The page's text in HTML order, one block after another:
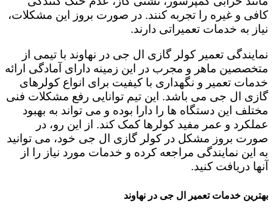
کافی و غیره را تجربه کنند. در صورت بروز این مشکلات،
نیاز به خدمات تعمیراتی دارند.
نمایندگی تعمیر کولر گازی ال جی در نهاوند با تیمی از
متخصصین ماهر و مجرب در این زمینه دارای آمادگی ارائه
خدمات تعمیر و نگهداری با کیفیت برای انواع کولرهای
گازی ال جی می باشد. این تیم توانایی رفع مشکلات فنی
مختلف این دستگاه ها را دارا بوده و می تواند به بهبود
عملکرد و عمر مفید کولرها کمک کند. از این رو، در
صورت بروز مشکل در کولر گازی ال جی خود، می توانید
به این نمایندگی مراجعه کرده و خدمات مورد نیاز را از
آنها دریافت کنید.
بهترین خدمات تعمیر ال جی در نهاوند